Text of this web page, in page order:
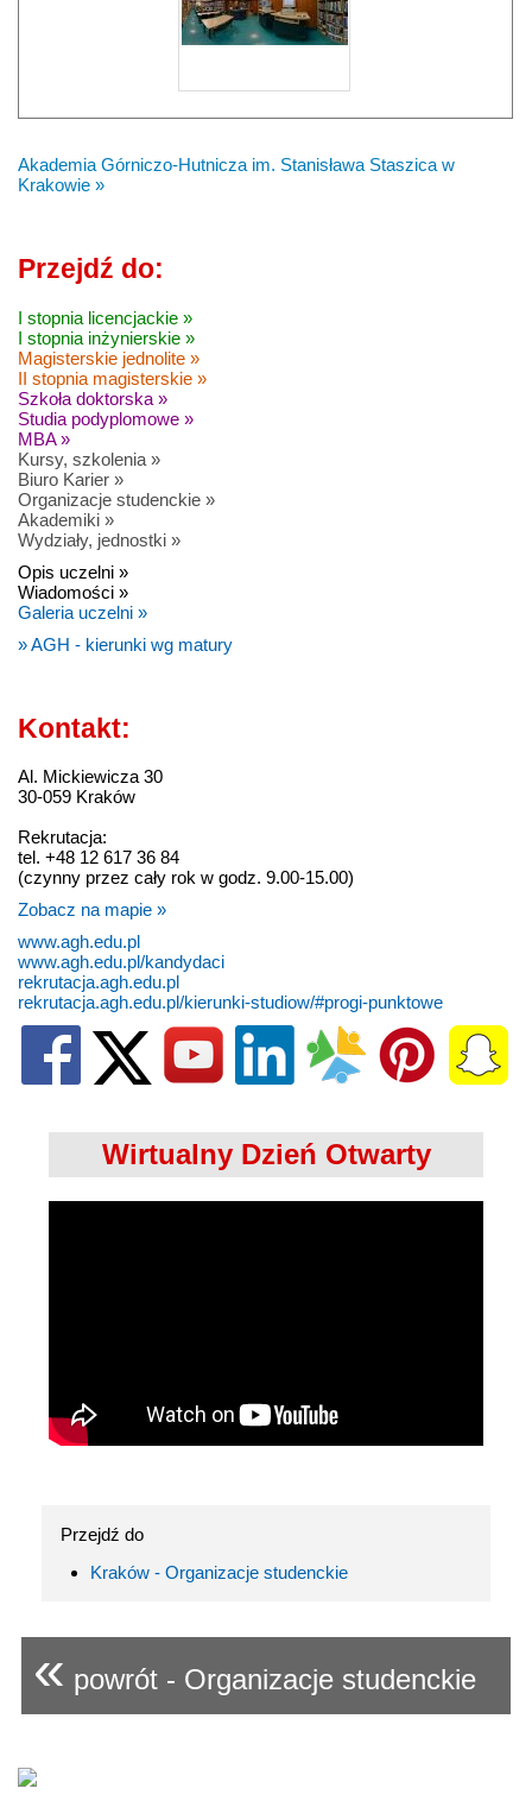
Akademia Górniczo-Hutnicza im. Stanisława Staszica w
Krakowie »
Przejdź do:
I stopnia licencjackie »
I stopnia inżynierskie »
Magisterskie jednolite »
II stopnia magisterskie »
Szkoła doktorska »
Studia podyplomowe »
MBA »
Kursy, szkolenia »
Biuro Karier »
Organizacje studenckie »
Akademiki »
Wydziały, jednostki »
Opis uczelni »
Wiadomości »
Galeria uczelni »
» AGH - kierunki wg matury
Kontakt:
Al. Mickiewicza 30
30-059 Kraków
Rekrutacja:
tel. +48 12 617 36 84
(czynny przez cały rok w godz. 9.00-15.00)
Zobacz na mapie »
www.agh.edu.pl
www.agh.edu.pl/kandydaci
rekrutacja.agh.edu.pl
rekrutacja.agh.edu.pl/kierunki-studiow/#progi-punktowe
Wirtualny Dzień Otwarty
Przejdź do
Kraków - Organizacje studenckie
« powrót - Organizacje studenckie